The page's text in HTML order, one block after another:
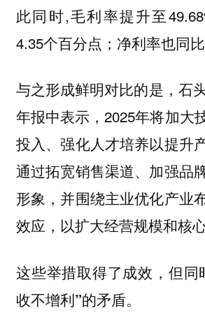
此同时,毛利率提升至
4.35个百分点； 净利率也同
与之形成鲜明对比的是， 石
年报中表示，2025年将加大
投入、强化人才培养以提升
通过拓宽销售渠道、加强品
形象，并围绕主业优化产业
效应，以扩大经营规模和核心
这些举措取得了成效，但同
收不增利”的矛盾。